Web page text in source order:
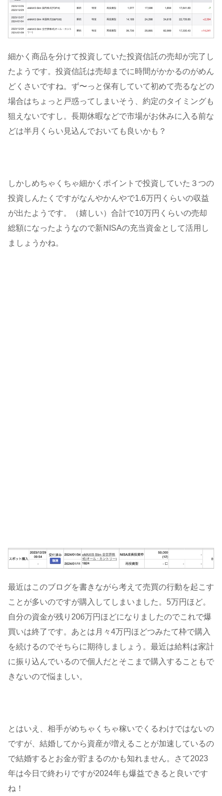
細かく商品を分けて投資していた投資信託の売却が完了し
たようです。投資信託は売却までに時間がかかるのがめん
どくさいですね。ず〜っと保有していて初めて売るなどの
場合はちょっと戸惑ってしまいそう、約定のタイミングも
狙えないですし。長期休暇などで市場がお休みに入る前な
どは半月くらい見込んでおいても良いかも？
しかしめちゃくちゃ細かくポイントで投資していた３つの
投資しんたくですがなんやかんやで1.6万円くらいの収益
が出たようです。（嬉しい）合計で10万円くらいの売却
総額になったようなので新NISAの充当資金として活用し
ましょうかね。
最近はこのブログを書きながら考えて売買の行動を起こす
ことが多いのですが購入してしまいました。5万円ほど。
自分の資金が残り206万円ほどになりましたのでこれで爆
買いは終了です。あとは月々4万円ほどつみたて枠で購入
を続けるのでそちらに期待しましょう。最近は給料は家計
に振り込んでいるので個人だとそこまで購入することもで
きないので悩ましい。
とはいえ、相手がめちゃくちゃ稼いでくるわけではないの
ですが、結婚してから資産が増えることが加速しているの
で結婚するとお金が貯まるのかも知れません。さて2023
年は今日で終わりですが2024年も爆益できると良いです
ね！